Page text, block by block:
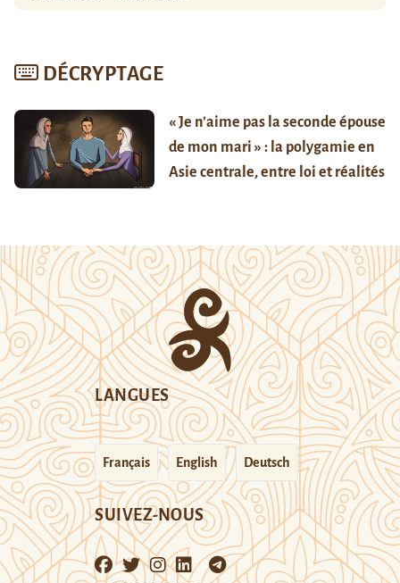
DÉCRYPTAGE
« Je n’aime pas la seconde épouse
de mon mari » : la polygamie en
Asie centrale, entre loi et réalités
LANGUES
Français English Deutsch
SUIVEZ-NOUS